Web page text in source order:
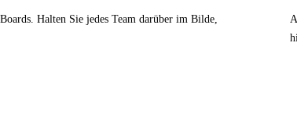
Halten Sie jedes Team darüber im Bilde,